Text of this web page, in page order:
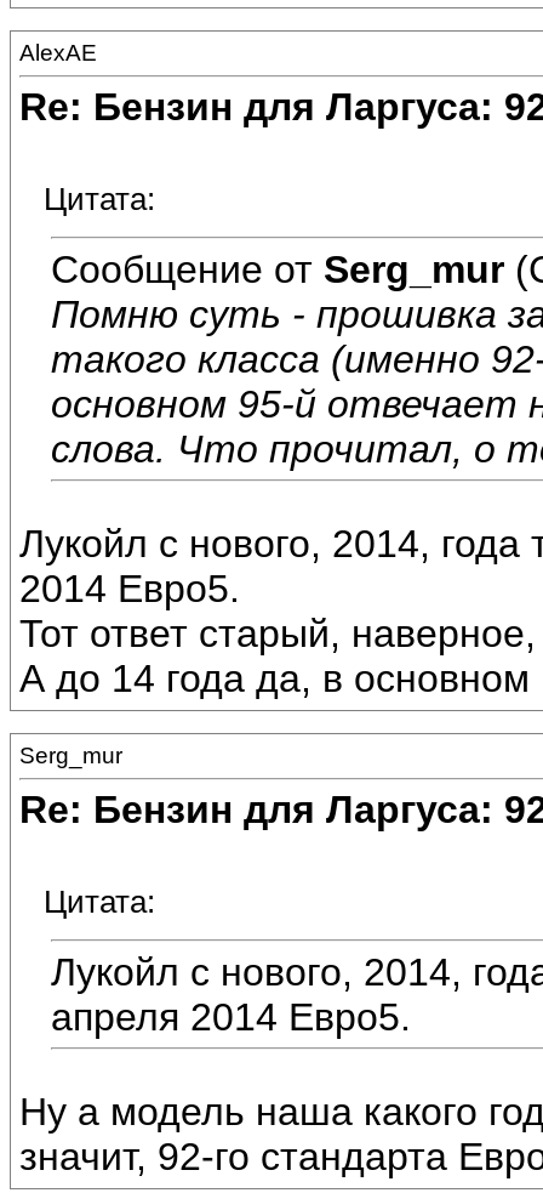
AlexAE
Re: Бензин для Ларгуса:
Цитата:
Сообщение от Serg_mur
Помню суть - прошивка
такого класса (именно
основном 95-й
слова. Что прочитал, о
Лукойл с нового, 2014,
2014 Евро5.
Тот ответ старый,
А до 14 года да, в
Serg_mur
Re: Бензин для Ларгуса:
Цитата:
Лукойл с нового, 2014,
апреля 2014 Евро5.
Ну а модель наша какого
значит, 92-го стандарта